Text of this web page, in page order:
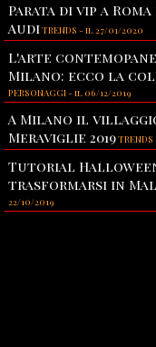
Parata di vip a
AudiTRENDS -il 27/01/2020
L'arte
Milano: ecco la
PERSONAGGI-il 06/12/2019
A Milano il
Meraviglie 2019TRENDS
Tutorial
trasformarsi in
22/10/2019